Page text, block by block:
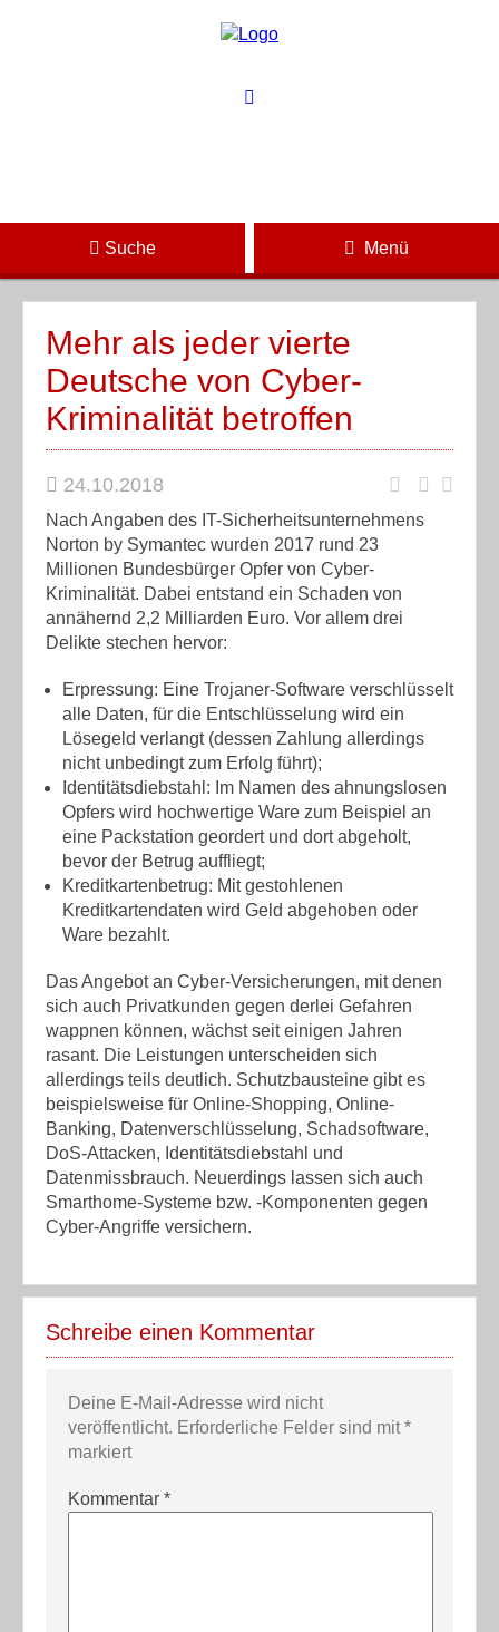
Suche Menü
Mehr als jeder vierte
Deutsche von Cyber-
Kriminalität betroffen
24.10.2018
Nach Angaben des IT-Sicherheitsunternehmens
Norton by Symantec wurden 2017 rund 23
Millionen Bundesbürger Opfer von Cyber-
Kriminalität. Dabei entstand ein Schaden von
annähernd 2,2 Milliarden Euro. Vor allem drei
Delikte stechen hervor:
Erpressung: Eine Trojaner-Software verschlüsselt
alle Daten, für die Entschlüsselung wird ein
Lösegeld verlangt (dessen Zahlung allerdings
nicht unbedingt zum Erfolg führt);
Identitätsdiebstahl: Im Namen des ahnungslosen
Opfers wird hochwertige Ware zum Beispiel an
eine Packstation geordert und dort abgeholt,
bevor der Betrug auffliegt;
Kreditkartenbetrug: Mit gestohlenen
Kreditkartendaten wird Geld abgehoben oder
Ware bezahlt.
Das Angebot an Cyber-Versicherungen, mit denen
sich auch Privatkunden gegen derlei Gefahren
wappnen können, wächst seit einigen Jahren
rasant. Die Leistungen unterscheiden sich
allerdings teils deutlich. Schutzbausteine gibt es
beispielsweise für Online-Shopping, Online-
Banking, Datenverschlüsselung, Schadsoftware,
DoS-Attacken, Identitätsdiebstahl und
Datenmissbrauch. Neuerdings lassen sich auch
Smarthome-Systeme bzw. -Komponenten gegen
Cyber-Angriffe versichern.
Schreibe einen Kommentar
Deine E-Mail-Adresse wird nicht
veröffentlicht. Erforderliche Felder sind mit*
markiert
Kommentar *